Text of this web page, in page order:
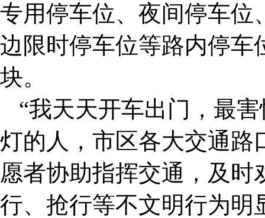
专用停车位、夜间停车位
边限时停车位等路内停车
块。
“我天天开车出门，最
灯的人，市区各大交通路
愿者协助指挥交通，及
行、抢行等不文明行为明